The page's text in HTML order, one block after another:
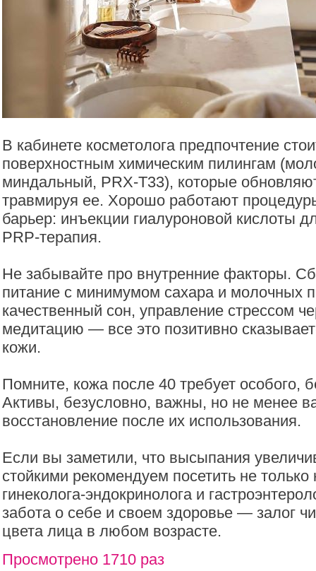
В кабинете косметолога предпочтение
поверхностным химическим пилингам
миндальный, PRX-T33), которые
травмируя ее. Хорошо работают
барьер: инъекции гиалуроновой кислоты
PRP-терапия.
Не забывайте про внутренние факторы.
питание с минимумом сахара и молочных
качественный сон, управление стрессом
медитацию — все это позитивно
кожи.
Помните, кожа после 40 требует особого,
Активы, безусловно, важны, но не менее
восстановление после их использования.
Если вы заметили, что высыпания
стойкими рекомендуем посетить не только
гинеколога-эндокринолога и
забота о себе и своем здоровье — залог
цвета лица в любом возрасте.
Просмотрено 1710 раз